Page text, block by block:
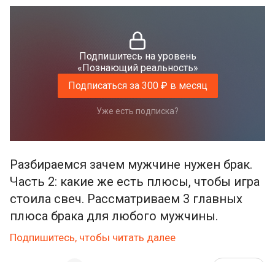
Подпишитесь на уровень
«Познающий реальность»
Подписаться за 300 ₽ в месяц
Уже есть подписка?
Разбираемся зачем мужчине нужен брак.
Часть 2: какие же есть плюсы, чтобы игра
стоила свеч. Рассматриваем 3 главных
плюса брака для любого мужчины.
Подпишитесь, чтобы читать далее